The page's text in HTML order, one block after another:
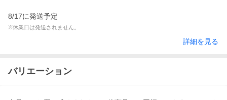
8/17に発送予定
※休業日は発送されません。
詳細を見る
バリエーション